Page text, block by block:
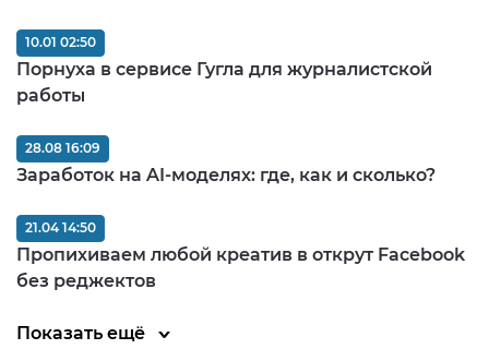
Порнуха в сервисе Гугла для журналистской
работы
10.01 02:50
Заработок на AI-моделях: где, как и сколько?
28.08 16:09
Пропихиваем любой креатив в открут Facebook
без реджектов
21.04 14:50
Показать ещё